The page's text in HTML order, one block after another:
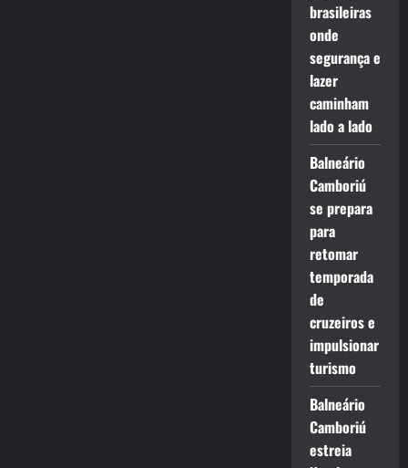
brasileiras
onde
segurança e
lazer
caminham
lado a lado
Balneário
Camboriú
se prepara
para
retomar
temporada
de
cruzeiros e
impulsionar
turismo
Balneário
Camboriú
estreia